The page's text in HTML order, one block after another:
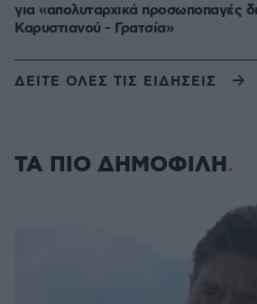
για «απολυταρχικά προσωποπαγές
Καρυστιανού - Γρατσία»
ΔΕΙΤΕ ΟΛΕΣ ΤΙΣ ΕΙΔΗΣΕΙΣ
ΤΑ ΠΙΟ ΔΗΜΟΦΙΛΗ